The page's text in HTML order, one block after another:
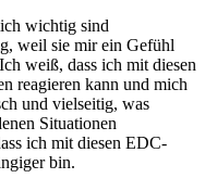
wichtig sind
weil sie mir ein Gefühl
weiß, dass ich mit diesen
reagieren kann und mich
und vielseitig, was
Situationen
ich mit diesen EDC-
bin.